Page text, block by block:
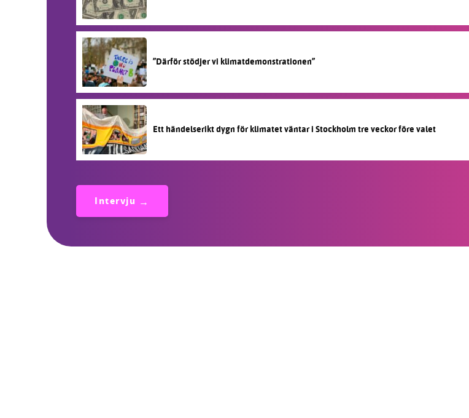
”Därför stödjer vi klimatdemonstrationen”
Ett händelserikt dygn för klimatet väntar i Stockholm tre veckor före valet
Intervju